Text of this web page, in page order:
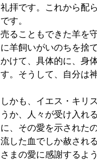
礼拝です。これから配
です。
売ることもできた羊を
に羊飼いがいのちを捨
かけて、具体的に、身
す。そうして、自分は
しかも、イエス・キリ
うか、人々が受け入れ
に、その愛を示された
流した血でしか赦され
さまの愛に感謝するよ